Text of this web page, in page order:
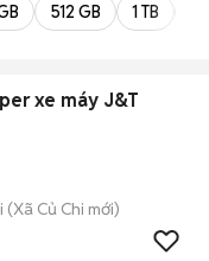
512 GB 1 TB
xe máy J&T
(Xã Củ Chi mới)